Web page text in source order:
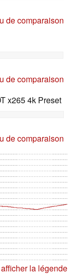
de comparaison
de comparaison
x265 4k Preset
de comparaison
afficher la légende